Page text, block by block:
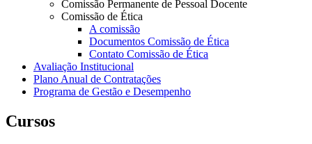
Comissão Permanente de Pessoal Docente
Comissão de Ética
A comissão
Documentos Comissão de Ética
Contato Comissão de Ética
Avaliação Institucional
Plano Anual de Contratações
Programa de Gestão e Desempenho
Cursos